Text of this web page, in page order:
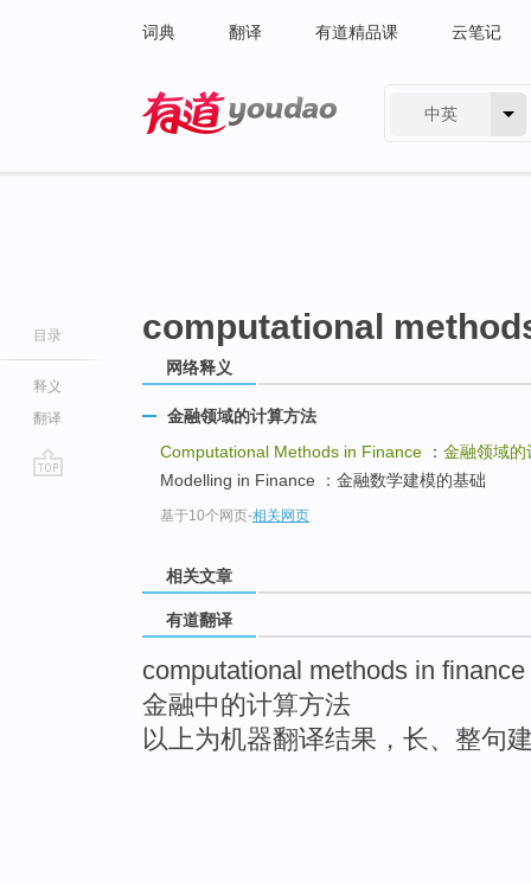
词典 翻译 有道精品课 云笔记
中英
目录
释义
翻译
computational
网络释义
金融领域的计算方法
Computational Methods in Finance ： 金融领域的
Modelling in Finance ：金融数学建模的基础
基于10个网页-相关网页
相关文章
有道翻译
computational methods in finance
金融中的计算方法
以上为机器翻译结果，长、整句